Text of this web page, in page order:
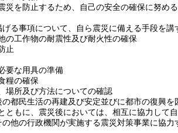
災を防止するため、自己の安全の確保に努め
る事項について、自ら震災に備える手段を講
の工作物の耐震性及び耐火性の確保
止
要な用具の準備
糧の確保
場所及び方法についての確認
都民生活の再建及び安定並びに都市の復興
ともに、震災後においては、相互に協力して
他の行政機関が実施する震災対策事業に協